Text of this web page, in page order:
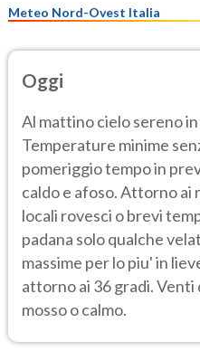
Meteo Nord-Ovest Italia
Oggi
Al mattino cielo sereno
Temperature minime
pomeriggio tempo in
caldo e afoso. Attorno ai
locali rovesci o brevi
padana solo qualche
massime per lo piu' in
attorno ai 36 gradi.
mosso o calmo.